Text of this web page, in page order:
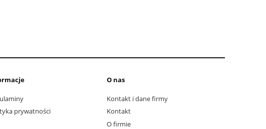
prywatności
O nas
Kontakt i dane firmy
Kontakt
O firmie